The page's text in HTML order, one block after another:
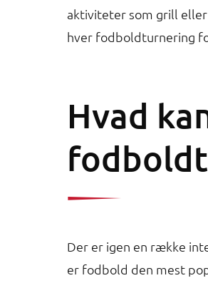
aktiviteter som grill
hver fodboldturnering
Hvad
Der er igen en række
er fodbold den mest